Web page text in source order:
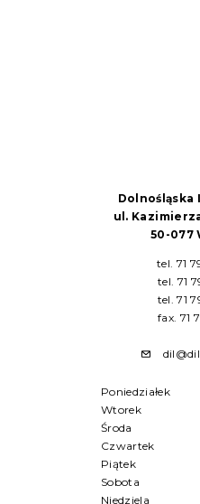
Dolnośląska
ul.
50-077
tel. 71
tel. 71
tel. 71
fax. 71
Poniedziałek
Wtorek
Środa
Czwartek
Piątek
Sobota
Niedziela